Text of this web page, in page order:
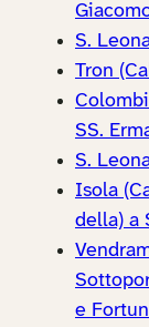
S.
Tron
SS.
S.
Isola
della) a
e